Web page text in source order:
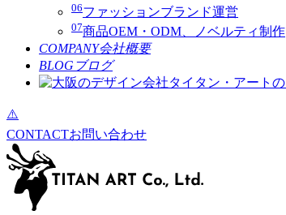
06ファッションブランド運営
07商品OEM・ODM、ノベルティ制作
COMPANY会社概要
BLOG ブログ
CONTACTお問い合わせ